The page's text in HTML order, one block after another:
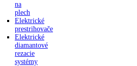
na
plech
Elektrické
prestrihovače
Elektrické
diamantové
rezacie
systémy